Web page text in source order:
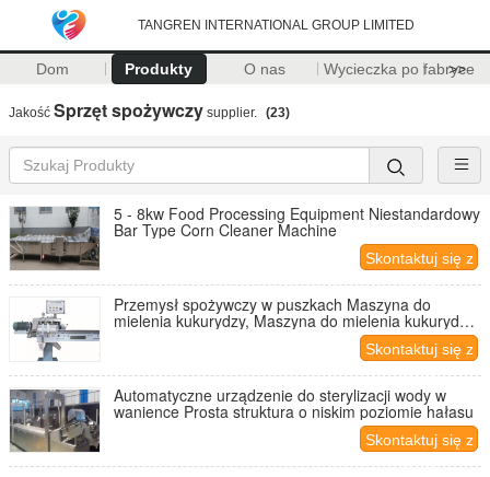
TANGREN INTERNATIONAL GROUP LIMITED
Dom Produkty O nas Wycieczka po fabryce
>>
Jakość Sprzęt spożywczy supplier. (23)
5 - 8kw Food Processing Equipment Niestandardowy
Bar Type Corn Cleaner Machine
Skontaktuj się z
nami
Przemysł spożywczy w puszkach Maszyna do
mielenia kukurydzy, Maszyna do mielenia kukurydzy
Skontaktuj się z
nami
Automatyczne urządzenie do sterylizacji wody w
wanience Prosta struktura o niskim poziomie hałasu
Skontaktuj się z
nami